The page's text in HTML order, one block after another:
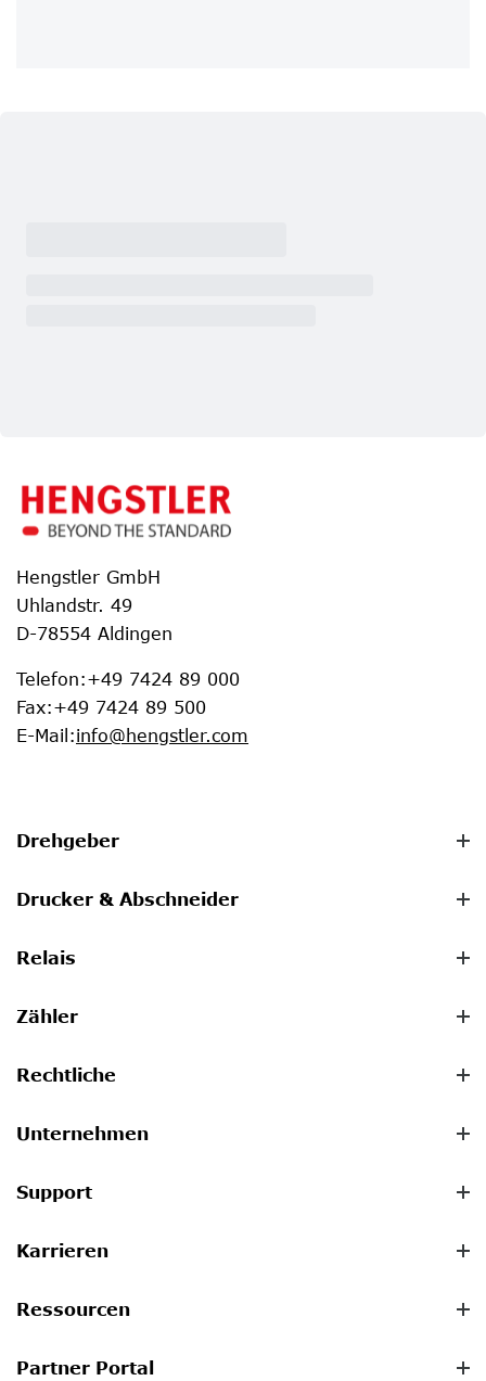
Hengstler GmbH
Uhlandstr. 49
D-78554 Aldingen
Telefon:+49 7424 89 000
Fax:+49 7424 89 500
E-Mail :info@hengstler.com
Drehgeber
Drucker & Abschneider
Relais
Zähler
Rechtliche
Unternehmen
Support
Karrieren
Ressourcen
Partner Portal